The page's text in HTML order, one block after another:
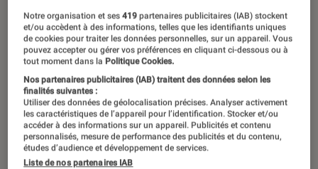
ACTU
Notre organisation et ses419 partenaires publicitaires (IAB) stockent
et/ou accèdent à des informations, telles que les identifiants uniques
de cookies pour traiter les données personnelles, sur un appareil. Vous
pouvez accepter ou gérer vos préférences en cliquant ci-dessous ou à
tout moment dans la Politique Cookies.
Nos partenaires publicitaires (IAB) traitent des données selon les
finalités suivantes :
Utiliser des données de géolocalisation précises. Analyser activement
les caractéristiques de l’appareil pour l’identification. Stocker et/ou
accéder à des informations sur un appareil. Publicités et contenu
personnalisés, mesure de performance des publicités et du contenu,
études d’audience et développement de services.
Liste de nos partenaires IAB